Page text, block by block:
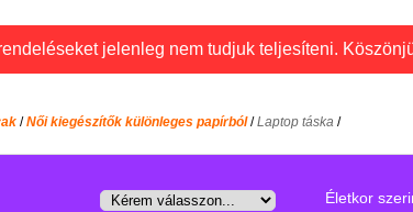
jelenleg nem tudjuk teljesíteni.
/Női kiegészítők különleges papírból /Laptop táska /
Életkor